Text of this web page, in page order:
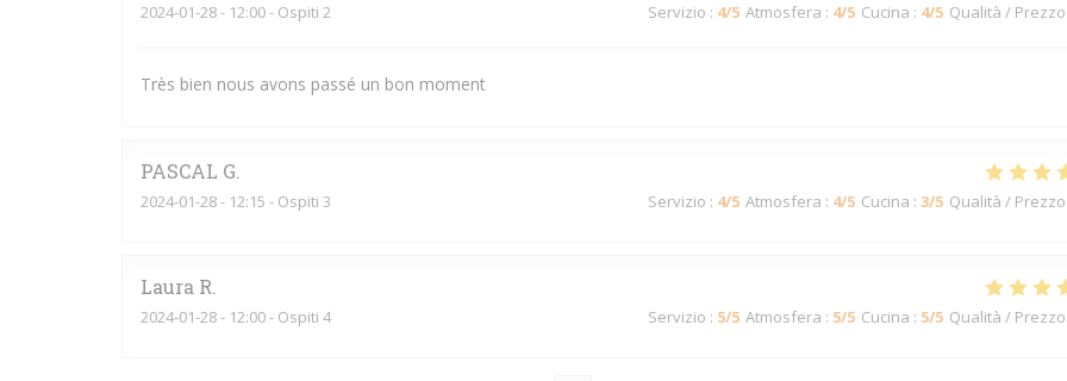
2024-01-28- 12:00 - Ospiti 2 Servizio : 4/5 Atmosfera : 4/5 Cucina : 4/5 Qualità / Prezzo
Très bien nous avons passé un bon moment
PASCAL G
2024-01-28- 12:15 - Ospiti 3 Servizio : 4/5 Atmosfera : 4/5 Cucina : 3/5 Qualità / Prezzo
Laura R
2024-01-28- 12:00 - Ospiti 4 Servizio : 5/5 Atmosfera : 5/5 Cucina : 5/5 Qualità / Prezzo